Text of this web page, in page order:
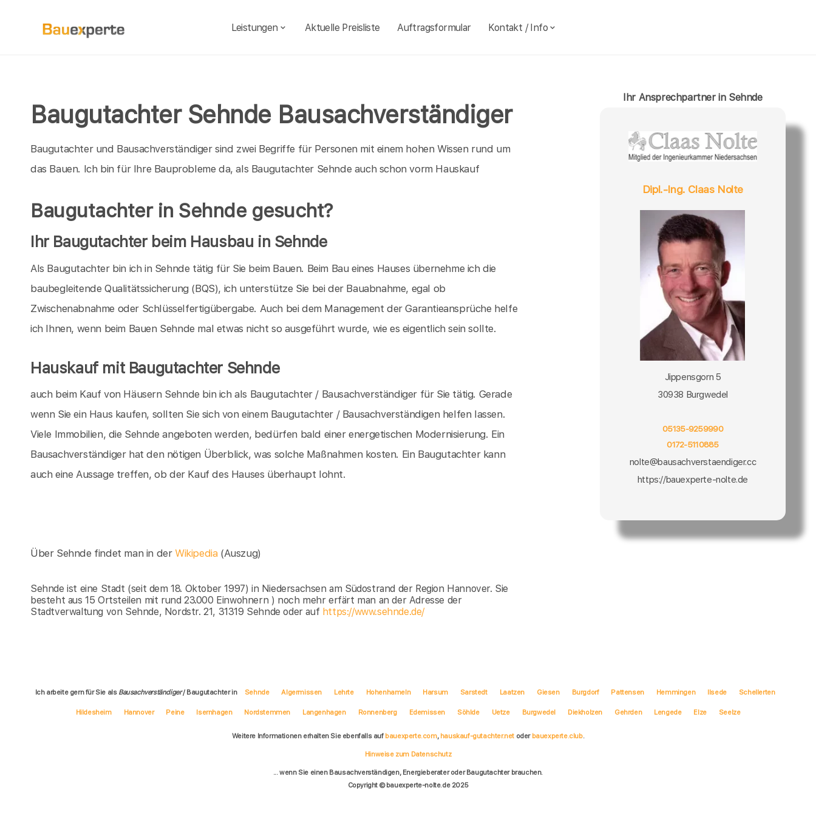
Leistungen Aktuelle Preisliste Auftragsformular Kontakt / Info
Baugutachter Sehnde Bausachverständiger
Baugutachter und Bausachverständiger sind zwei Begriffe für Personen mit einem hohen Wissen rund um
das Bauen. Ich bin für Ihre Bauprobleme da, als Baugutachter Sehnde auch schon vorm Hauskauf
Baugutachter in Sehnde gesucht?
Ihr Baugutachter beim Hausbau in Sehnde
Als Baugutachter bin ich in Sehnde tätig für Sie beim Bauen. Beim Bau eines Hauses übernehme ich die
baubegleitende Qualitätssicherung (BQS), ich unterstütze Sie bei der Bauabnahme, egal ob
Zwischenabnahme oder Schlüsselfertigübergabe. Auch bei dem Management der Garantieansprüche helfe
ich Ihnen, wenn beim Bauen Sehnde mal etwas nicht so ausgeführt wurde, wie es eigentlich sein sollte.
Hauskauf mit Baugutachter Sehnde
auch beim Kauf von Häusern Sehnde bin ich als Baugutachter / Bausachverständiger für Sie tätig. Gerade
wenn Sie ein Haus kaufen, sollten Sie sich von einem Baugutachter / Bausachverständigen helfen lassen.
Viele Immobilien, die Sehnde angeboten werden, bedürfen bald einer energetischen Modernisierung. Ein
Bausachverständiger hat den nötigen Überblick, was solche Maßnahmen kosten. Ein Baugutachter kann
auch eine Aussage treffen, ob der Kauf des Hauses überhaupt lohnt.
Über Sehnde findet man in derWikipedia (Auszug)
Sehnde ist eine Stadt (seit dem 18. Oktober 1997) in Niedersachsen am Südostrand der Region Hannover. Sie
besteht aus 15 Ortsteilen mit rund 23.000 Einwohnern ) noch mehr erfärt man an der Adresse der
Stadtverwaltung von Sehnde, Nordstr. 21, 31319 Sehnde oder auf https://www.sehnde.de/
Ihr Ansprechpartner in Sehnde
Dipl.-Ing. Claas Nolte
Jippensgorn 5
30938 Burgwedel
05135-9259990
0172-5110885
nolte@bausachverstaendiger.cc
https://bauexperte-nolte.de
Ich arbeite gern für Sie als Bausachverständiger/ Baugutachter in Sehnde Algermissen Lehrte Hohenhameln Harsum Sarstedt Laatzen Giesen Burgdorf Pattensen Hemmingen Ilsede Schellerten
Hildesheim Hannover Peine Isernhagen Nordstemmen Langenhagen Ronnenberg Edemissen Söhlde Uetze Burgwedel Diekholzen Gehrden Lengede Elze Seelze
Weitere Informationen erhalten Sie ebenfalls auf bauexperte.com, hauskauf-gutachter.net oder bauexperte.club.
Hinweise zum Datenschutz
... wenn Sie einen Bausachverständigen, Energieberater oder Baugutachter brauchen.
Copyright © bauexperte-nolte.de 2025